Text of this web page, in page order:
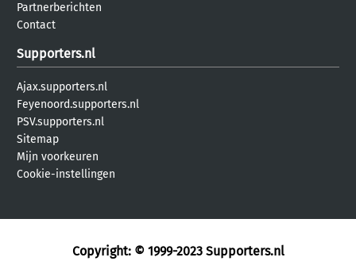
Partnerberichten
Contact
Supporters.nl
Ajax.supporters.nl
Feyenoord.supporters.nl
PSV.supporters.nl
Sitemap
Mijn voorkeuren
Cookie-instellingen
Copyright: © 1999-2023 Supporters.nl